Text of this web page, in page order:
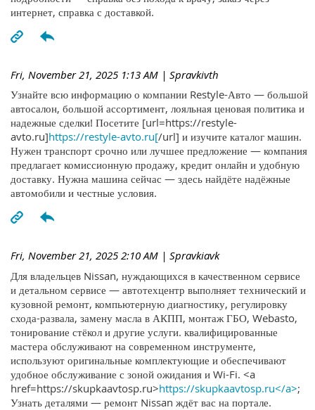
интернет, справка с доставкой.
Fri, November 21, 2025 1:13 AM | Spravkivth
Узнайте всю информацию о компании Restyle-Авто — большой
автосалон, большой ассортимент, лояльная ценовая политика и
надежные сделки! Посетите [url=https://restyle-
avto.ru]https://restyle-avto.ru[/url] и изучите каталог машин.
Нужен транспорт срочно или лучшее предложение — компания
предлагает комиссионную продажу, кредит онлайн и удобную
доставку. Нужна машина сейчас — здесь найдёте надёжные
автомобили и честные условия.
Fri, November 21, 2025 2:10 AM | Spravkiavk
Для владельцев Nissan, нуждающихся в качественном сервисе
и детальном сервисе — автотехцентр выполняет технический и
кузовной ремонт, компьютерную диагностику, регулировку
схода-развала, замену масла в АКПП, монтаж ГБО, Webasto,
тонирование стёкол и другие услуги. квалифицированные
мастера обслуживают на современном инструменте,
используют оригинальные комплектующие и обеспечивают
удобное обслуживание с зоной ожидания и Wi-Fi. <a
href=https://skupkaavtosp.ru>https://skupkaavtosp.ru</a>;
Узнать деталями — ремонт Nissan ждёт вас на портале.